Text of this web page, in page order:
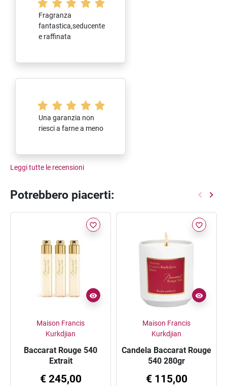
Fragranza
fantastica,seducente
e raffinata
Una garanzia non
riesci a farne a meno
Leggi tutte le recensioni
Potrebbero piacerti:
favorite_border
Maison Francis
Kurkdjian
Baccarat Rouge 540
Extrait
€ 245,00
favorite_border
Maison Francis
Kurkdjian
Candela Baccarat Rouge
540 280gr
€ 115,00